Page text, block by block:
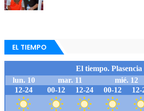
EL TIEMPO